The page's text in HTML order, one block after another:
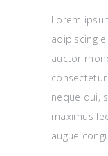
Lorem
adipiscing
auctor
neque dui,
maximus
augue